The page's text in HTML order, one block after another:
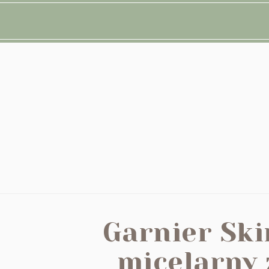
Garnier
micelarny